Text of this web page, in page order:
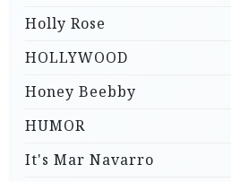
Holly Rose
HOLLYWOOD
Honey Beebby
HUMOR
It's Mar Navarro